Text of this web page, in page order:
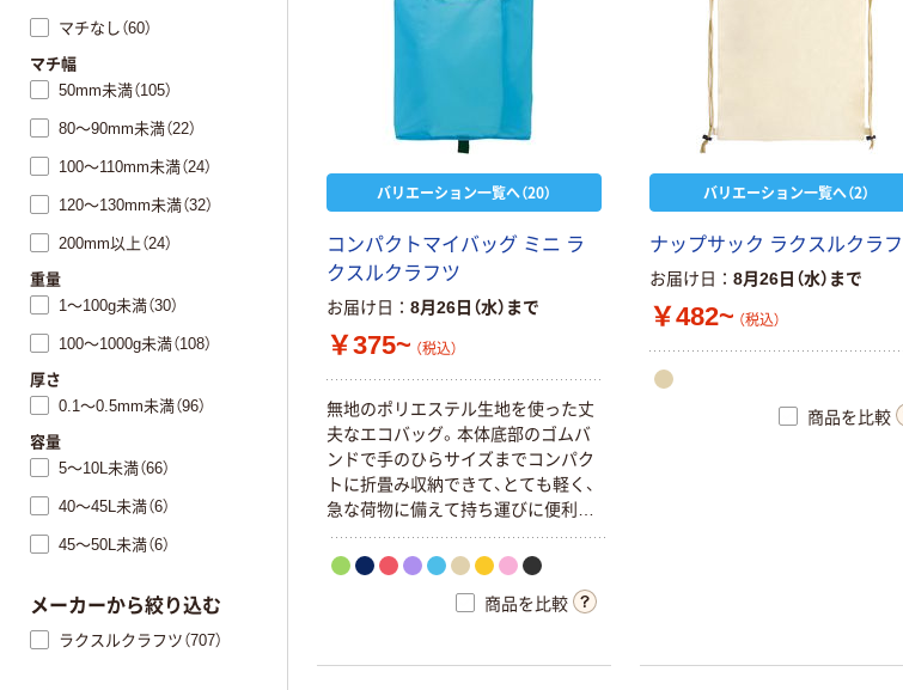
バリエーション一覧へ（20）
コ ンパク トマイバッグ ミ ニ ラ
ク ス ルク ラ フツ
お届け日 8月26日（水）まで
￥375~ （税込）
無地のポ リ エステル生地を使った丈
夫なエコ バッグ。 本体底部のゴ ムバ
ン ドで手のひらサイ ズまでコ ンパク
トに折畳み収納できて、 とても軽く 、
急な荷物に備え て持ち運びに便利
す。
商品を比較
バリエーション一覧へ（2）
ナ ッ プサ ック ラク ス ルク ラ フ
お届け日 8月26日（水）まで
￥482~ （税込）
商品を比較
マチなし（60）
マチ幅
50mm未満（105）
80～90mm未満（22）
100～110mm未満（24）
120～130mm未満（32）
200mm以上（24）
重量
1～100g未満（30）
100～1000g未満（108）
厚さ
0.1～0.5mm未満（96）
容量
5～10L未満（66）
40～45L未満（6）
45～50L未満（6）
メーカーから絞り込む
ラクスルクラフツ（707）